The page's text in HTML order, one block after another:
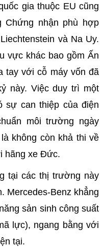
gia thuộc EU cũng
Chứng nhận phù hợp
và Na Uy.
vực khác bao gồm Ấn
tay với cỗ máy vốn đã
này. Việc duy trì một
sự can thiệp của điện
môi trường ngày
không còn khả thi về
hãng xe Đức.
tại các thị trường này
Mercedes-Benz khẳng
sản sinh công suất
lực), ngang bằng với
tại.